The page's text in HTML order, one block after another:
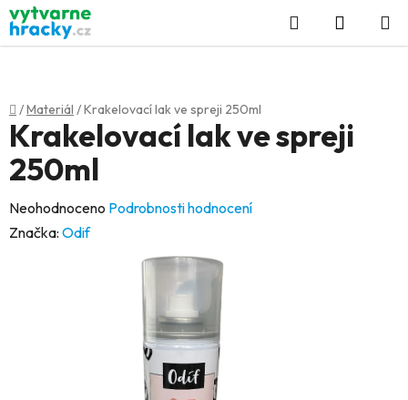
Přejít
na
obsah
Hledat
KOŠÍK
Domů
/Materiál /Krakelovací lak ve spreji 250ml
Krakelovací lak ve spreji
250ml
Průměrné
hodnocení
Neohodnoceno Podrobnosti hodnocení
Značka: Odif